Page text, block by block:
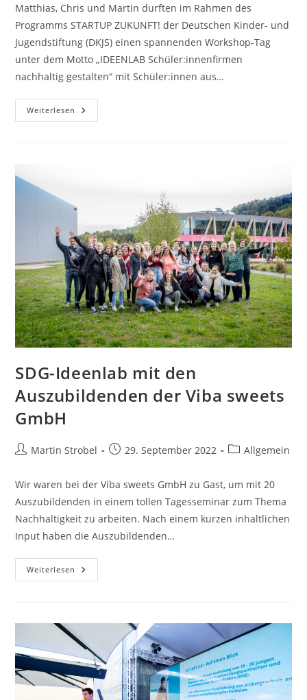
Matthias, Chris und Martin durften im Rahmen des
Programms STARTUP ZUKUNFT! der Deutschen Kinder- und
Jugendstiftung (DKJS) einen spannenden Workshop-Tag
unter dem Motto „IDEENLAB Schüler:innenfirmen
nachhaltig gestalten“ mit Schüler:innen aus…
Weiterlesen Ideenlab
Köln
SDG-Ideenlab mit den
Auszubildenden der Viba sweets
GmbH
Beitrags-
Martin Strobel
Beitrag29. September 2022
Beitrags-
Allgemein
Wir waren bei der Viba sweets GmbH zu Gast, um mit 20
Auszubildenden in einem tollen Tagesseminar zum Thema
Nachhaltigkeit zu arbeiten. Nach einem kurzen inhaltlichen
Input haben die Auszubildenden…
Weiterlesen SDG-
Ideenlab
Viba
Sweets
GmbH